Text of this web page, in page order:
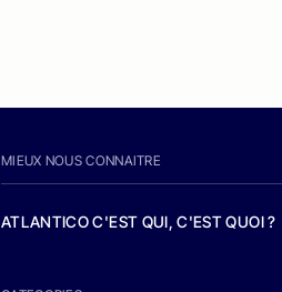
MIEUX NOUS CONNAITRE
ATLANTICO C'EST QUI, C'EST QUOI ?